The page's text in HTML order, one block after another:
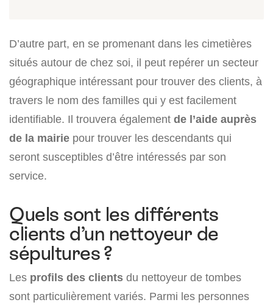
D’autre part, en se promenant dans les cimetières
situés autour de chez soi, il peut repérer un secteur
géographique intéressant pour trouver des clients, à
travers le nom des familles qui y est facilement
identifiable. Il trouvera également de l’aide auprès
de la mairie pour trouver les descendants qui
seront susceptibles d’être intéressés par son
service.
Quels sont les différents
clients d’un nettoyeur de
sépultures ?
Les profils des clients du nettoyeur de tombes
sont particulièrement variés. Parmi les personnes